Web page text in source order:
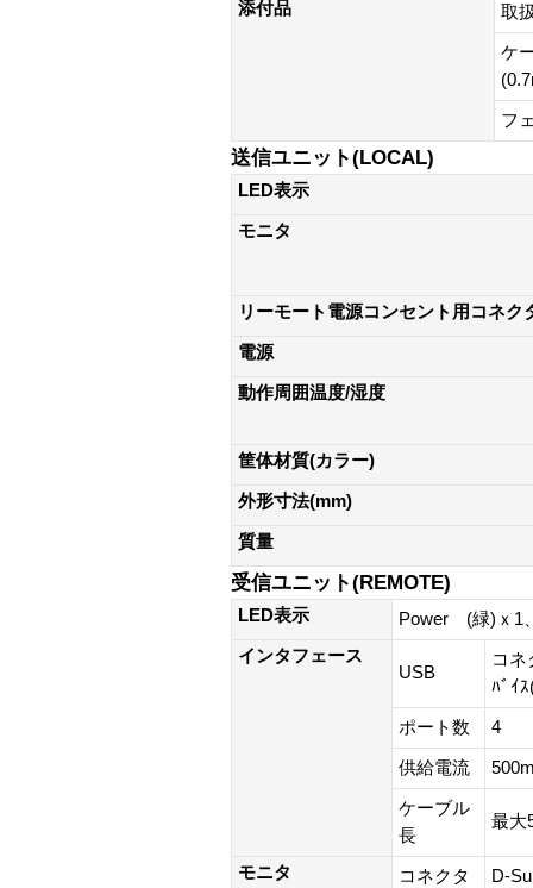
添付品
取
ケ
フ
送信ユニット(LOCAL)
LED表示
モニタ
リーモート電源コンセント用コネク
電源
動作周囲温度/湿度
筐体材質(カラー)
外形寸法(mm)
質量
受信ユニット(REMOTE)
LED表示
Power (緑)ｘ1
インタフェース
USB
コネ
ﾊﾞｲ
ポート数 4
供給電流
ケーブル
長
最大
モニタ コネクタ D-